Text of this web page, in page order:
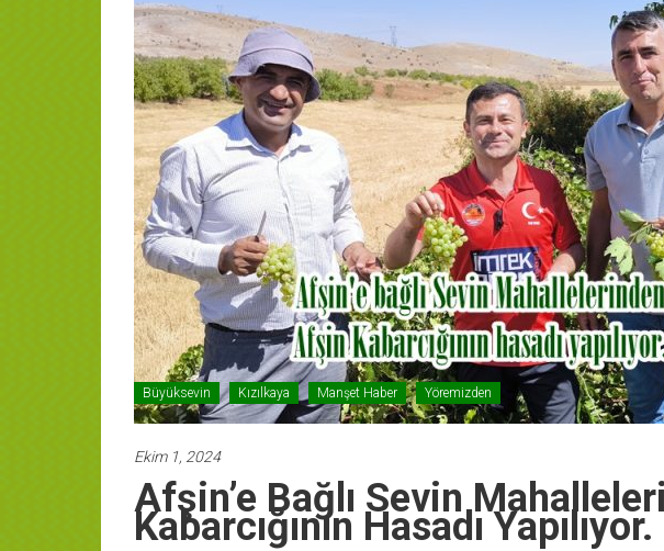
Büyüksevin Kızılkaya Manşet Haber Yöremizden
Ekim 1, 2024
Afşin’e Bağlı Sevin
Kabarcığının Hasadı Yapılıyor.